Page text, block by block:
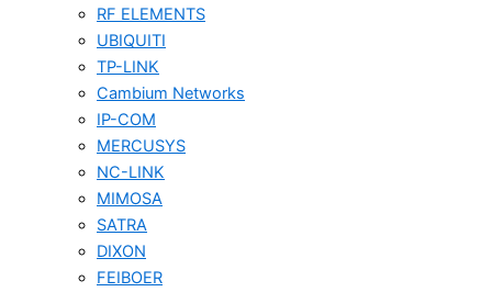
RF ELEMENTS
UBIQUITI
TP-LINK
Cambium Networks
IP-COM
MERCUSYS
NC-LINK
MIMOSA
SATRA
DIXON
FEIBOER